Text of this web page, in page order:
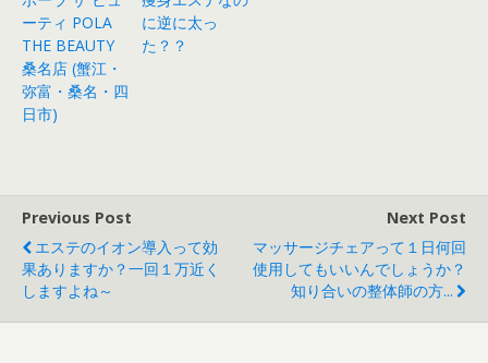
ーティ POLA
THE BEAUTY
桑名店 (蟹江・
弥富・桑名・四
日市)
に逆に太っ
た？？
Previous Post
エステのイオン導入って効
果ありますか？一回１万近く
しますよね～
Next Post
マッサージチェアって１日何回
使用してもいいんでしょうか？
知り合いの整体師の方...